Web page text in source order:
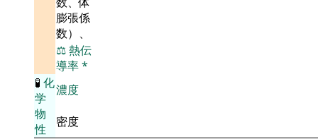
膨張係
数）、
⚖️熱伝
導率*
🧪 化
学
物
性
濃度
密度